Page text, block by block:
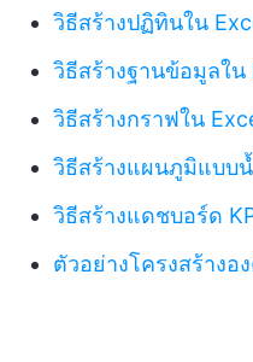
วิธีสร้างปฏิทินใน
วิธีสร้างฐานข้อมูลใน
วิธีสร้างกราฟใน
วิธีสร้างแผนภูมิแบบ
วิธีสร้างแดชบอร์ด
ตัวอย่างโครงสร้างอ